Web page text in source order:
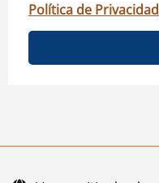
Política de Privacidad